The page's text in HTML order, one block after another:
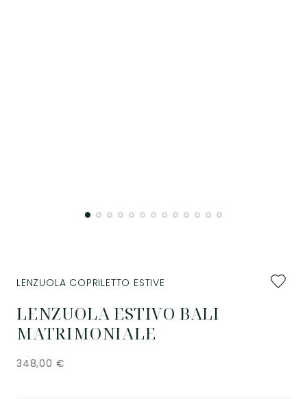
LENZUOLA ESTIVO BALI
MATRIMONIALE
LENZUOLA COPRILETTO ESTIVE
348,00 €